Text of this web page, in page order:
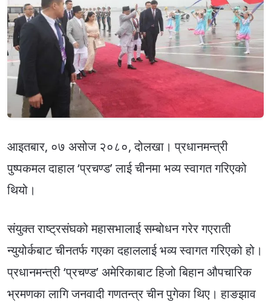
आइतबार, ०७ असोज २०८०, दोलखा। प्रधानमन्त्री
पुष्पकमल दाहाल ‘प्रचण्ड’ लाई चीनमा भव्य स्वागत गरिएको
थियो।
संयुक्त राष्ट्रसंघको महासभालाई सम्बोधन गरेर गएराती
न्युयोर्कबाट चीनतर्फ गएका दहाललाई भव्य स्वागत गरिएको हो।
प्रधानमन्त्री ‘प्रचण्ड’ अमेरिकाबाट हिजो बिहान औपचारिक
भ्रमणका लागि जनवादी गणतन्त्र चीन पुगेका थिए। हाङझाव